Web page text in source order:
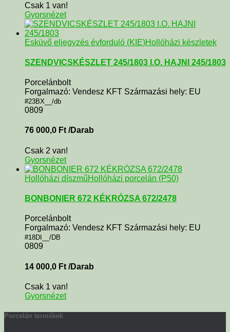
Csak 1 van!
Gyorsnézet
Esküvő eljegyzés évforduló (KIE)Hollóházi készletek
SZENDVICSKÉSZLET 245/1803 I.O. HAJNI 245/1803
Porcelánbolt
Forgalmazó: Vendesz KFT Származási hely: EU
#23BX__/db
0809
76 000,0 Ft /Darab
Csak 2 van!
Gyorsnézet
Hollóházi díszműHollóházi porcelán (P50)
BONBONIER 672 KÉKRÓZSA 672/2478
Porcelánbolt
Forgalmazó: Vendesz KFT Származási hely: EU
#18DI__/DB
0809
14 000,0 Ft /Darab
Csak 1 van!
Gyorsnézet
Porcelán termékek